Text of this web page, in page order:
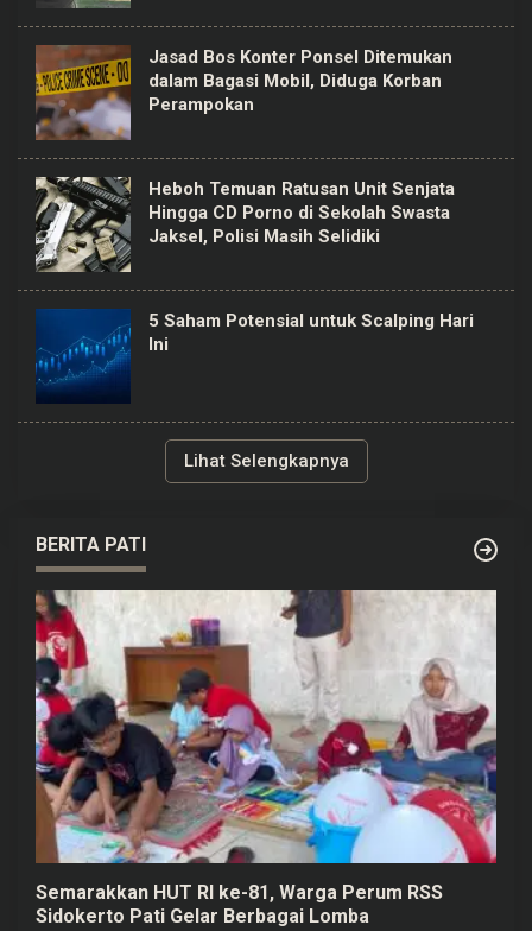
Jasad Bos Konter Ponsel Ditemukan
dalam Bagasi Mobil, Diduga Korban
Perampokan
Heboh Temuan Ratusan Unit Senjata
Hingga CD Porno di Sekolah Swasta
Jaksel, Polisi Masih Selidiki
5 Saham Potensial untuk Scalping Hari
Ini
Lihat Selengkapnya
BERITA PATI
Semarakkan HUT RI ke-81, Warga Perum RSS
Sidokerto Pati Gelar Berbagai Lomba